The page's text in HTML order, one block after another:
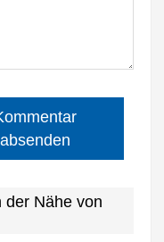
absenden
der Nähe von